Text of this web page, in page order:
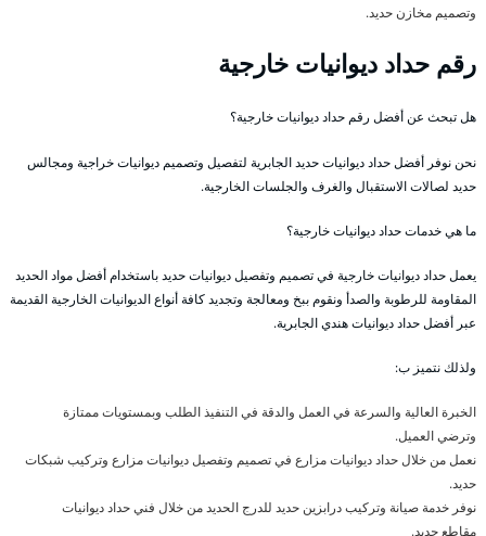
وتصميم مخازن حديد.
رقم حداد ديوانيات خارجية
هل تبحث عن أفضل رقم حداد ديوانيات خارجية؟
نحن نوفر أفضل حداد ديوانيات حديد الجابرية لتفصيل وتصميم ديوانيات خراجية ومجالس
حديد لصالات الاستقبال والغرف والجلسات الخارجية.
ما هي خدمات حداد ديوانيات خارجية؟
يعمل حداد ديوانيات خارجية في تصميم وتفصيل ديوانيات حديد باستخدام أفضل مواد الحديد
المقاومة للرطوبة والصدأ ونقوم ببخ ومعالجة وتجديد كافة أنواع الديوانيات الخارجية القديمة
عبر أفضل حداد ديوانيات هندي الجابرية.
ولذلك نتميز ب:
الخبرة العالية والسرعة في العمل والدقة في التنفيذ الطلب وبمستويات ممتازة
وترضي العميل.
نعمل من خلال حداد ديوانيات مزارع في تصميم وتفصيل ديوانيات مزارع وتركيب شبكات
حديد.
نوفر خدمة صيانة وتركيب درابزين حديد للدرج الحديد من خلال فني حداد ديوانيات
مقاطع حديد.